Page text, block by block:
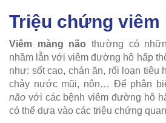
Triệu chứng viêm
Viêm màng não thường có
nhầm lẫn với viêm đường hô hấp
như: sốt cao, chán ăn, rối loạn tiêu
chảy nước mũi, nôn… Để phân
não với các bệnh viêm đường hô
có thể dựa vào các triệu chứng